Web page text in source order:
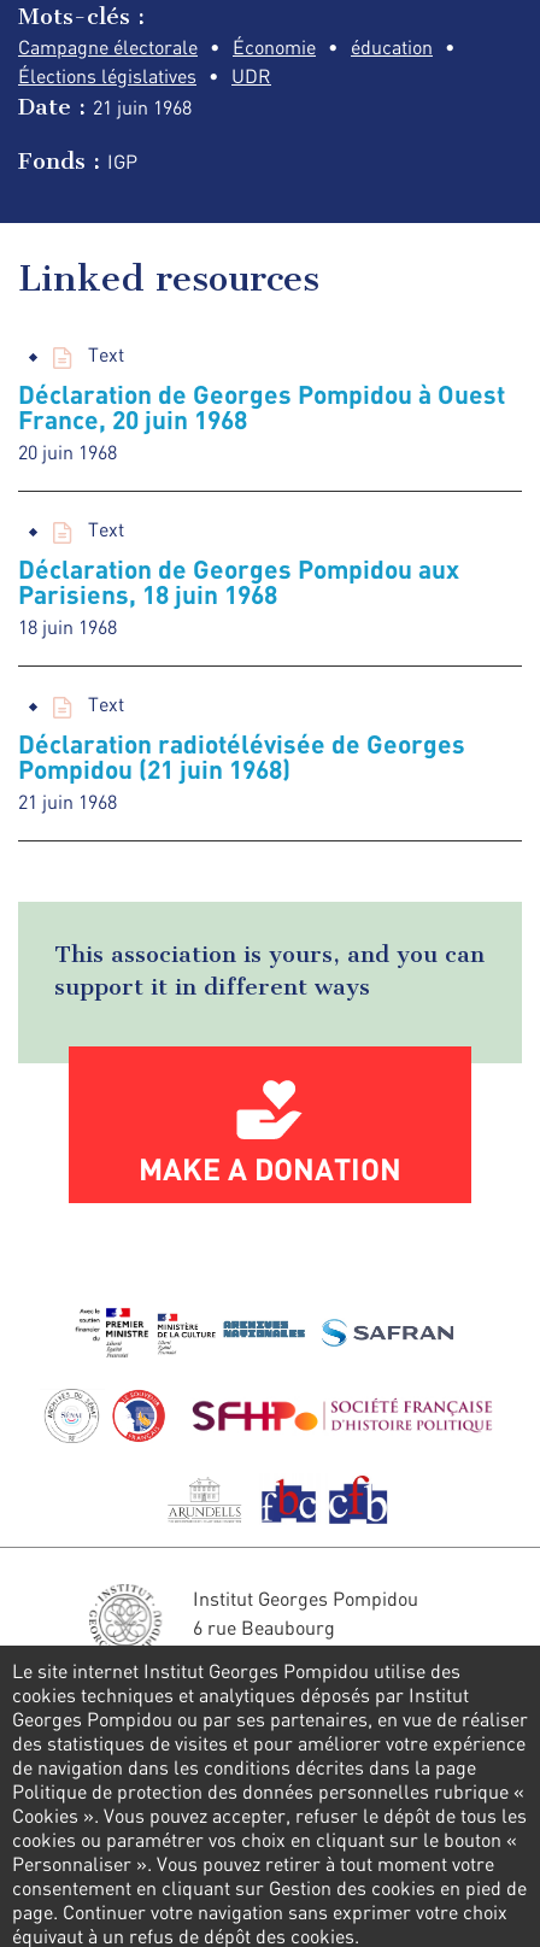
Mots-clés :
Campagne électorale Économie
éducation
Élections législatives
UDR
Date : 21 juin 1968
Fonds : IGP
Linked resources
Text
Déclaration de Georges Pompidou à Ouest
France, 20 juin 1968
20 juin 1968
Text
Déclaration de Georges Pompidou aux
Parisiens, 18 juin 1968
18 juin 1968
Text
Déclaration radiotélévisée de Georges
Pompidou (21 juin 1968)
21 juin 1968
This association is yours, and you can
support it in different ways
MAKE A DONATION
Institut Georges Pompidou
6 rue Beaubourg
Tél. : 01 44 78 41 22
Stay in touch
CONTACT FORM
Follow us
Pied
Le site internet Institut Georges Pompidou utilise des
cookies techniques et analytiques déposés par Institut
Georges Pompidou ou par ses partenaires, en vue de réaliser
des statistiques de visites et pour améliorer votre expérience
de navigation dans les conditions décrites dans la page
Politique de protection des données personnelles rubrique «
Cookies ». Vous pouvez accepter, refuser le dépôt de tous les
cookies ou paramétrer vos choix en cliquant sur le bouton «
Personnaliser ». Vous pouvez retirer à tout moment votre
consentement en cliquant sur Gestion des cookies en pied de
page. Continuer votre navigation sans exprimer votre choix
équivaut à un refus de dépôt des cookies.